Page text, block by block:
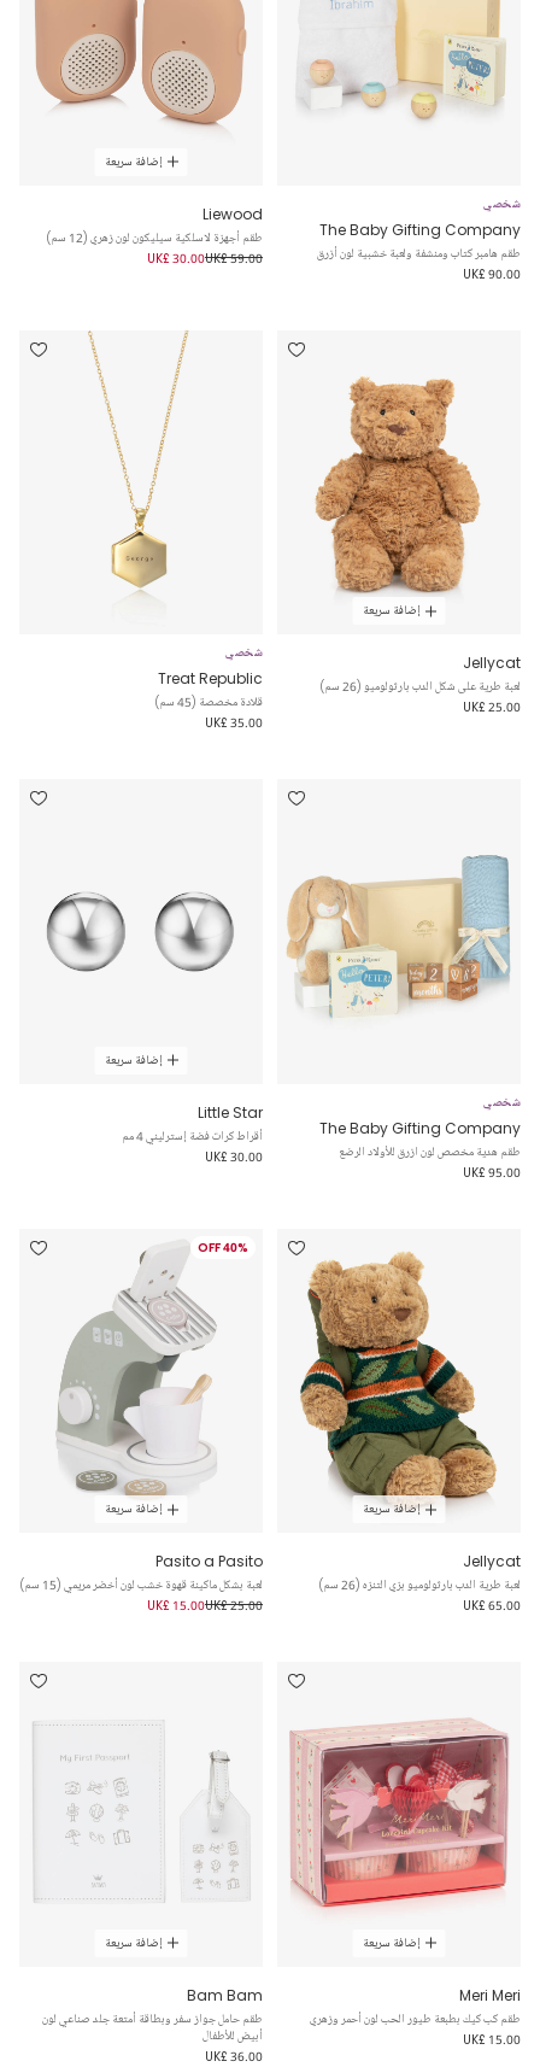
شخصي
The Baby Gifting Company
طقم هامبر كتاب ومنشفة ولعبة خشبية لون أزرق
UK£ 90.00
إضافة سريعة
Liewood
طقم أجهزة لاسلكية سيليكون لون زهري (12 سم)
UK£ 59.00
UK£ 30.00
إضافة سريعة
Jellycat
لعبة طرية على شكل الدب بارثولوميو (26 سم)
UK£ 25.00
شخصي
Treat Republic
قلادة مخصصة (45 سم)
UK£ 35.00
شخصي
The Baby Gifting Company
طقم هدية مخصص لون ازرق للأولاد الرضع
UK£ 95.00
إضافة سريعة
Little Star
أقراط كرات فضة إسترليني 4 مم
UK£ 30.00
إضافة سريعة
Jellycat
لعبة طرية الدب بارثولوميو بزي التنزه (26 سم)
UK£ 65.00
40% OFF
إضافة سريعة
Pasito a Pasito
لعبة بشكل ماكينة قهوة خشب لون أخضر مريمي (15 سم)
UK£ 25.00
UK£ 15.00
إضافة سريعة
Meri Meri
طقم كب كيك بطبعة طيور الحب لون أحمر وزهري
UK£ 15.00
إضافة سريعة
Bam Bam
طقم حامل جواز سفر وبطاقة أمتعة جلد صناعي لون
أبيض للأطفال
UK£ 36.00